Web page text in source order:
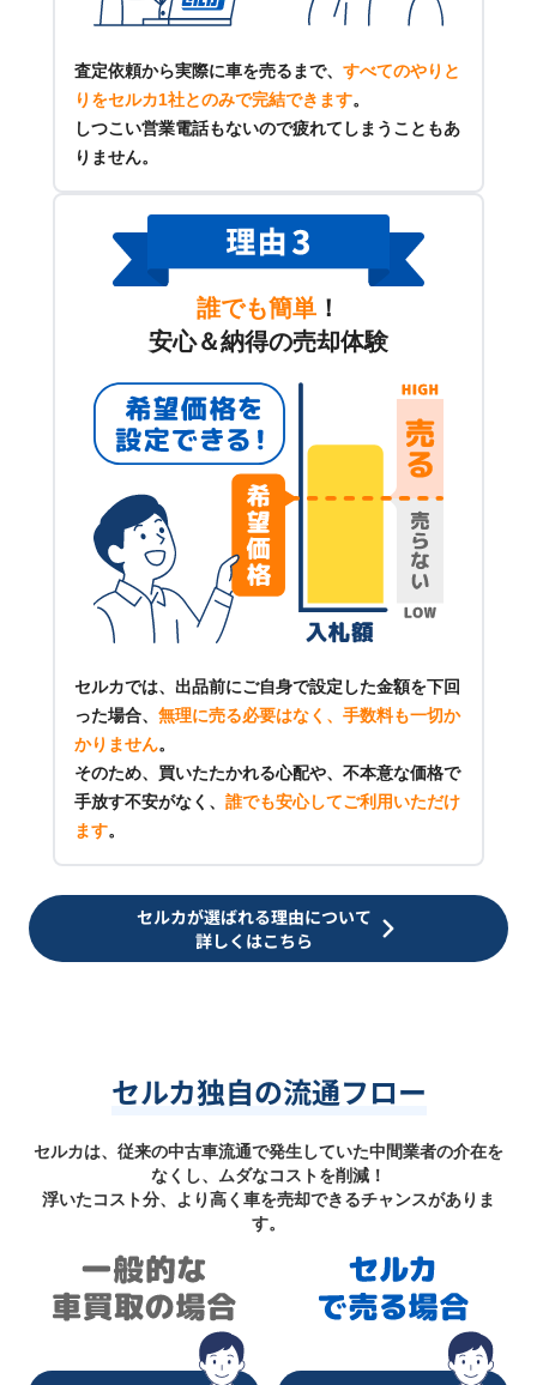
査定依頼から実際に車を売るまで、 すべてのやりと
りをセルカ1社とのみで完結できます。
しつこい営業電話もないので疲れてしまうこともあ
りません。
誰でも簡単 ！
安心＆納得の売却体験
セルカでは、出品前にご自身で設定した金額を下回
った場合、 無理に売る必要はなく、手数料も一切か
かりません。
そのため、買いたたかれる心配や、不本意な価格で
手放す不安がなく、 誰でも安心してご利用いただけ
ます。
セルカが選ばれる理由について
詳しくはこちら
セルカ独自の流通フロー
セルカは、従来の中古車流通で発生していた中間業者の介在を
なくし、ムダなコストを削減！
浮いたコスト分、より高く車を売却できるチャンスがありま
す。